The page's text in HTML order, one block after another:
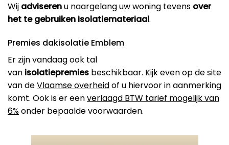
Wij adviserenu naargelang uw woning tevens over
het te gebruiken isolatiemateriaal.
Premies dakisolatie Emblem
Er zijn vandaag ook tal
van isolatiepremies beschikbaar. Kijk even op de site
van deVlaamse overheidof u hiervoor in aanmerking
komt. Ook is er eenverlaagd BTW tarief mogelijk van
6%onder bepaalde voorwaarden.